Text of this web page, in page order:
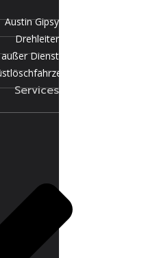
Austin Gipsy
Drehleiter
außer Dienst
Services